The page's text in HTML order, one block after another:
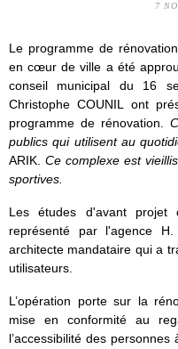
7
Le programme de
en cœur de ville a été
conseil municipal du 16
Christophe COUNIL ont
programme de rénovation.
publics qui utilisent au
ARIK. Ce complexe est
sportives.
Les études d'avant
représenté par l'agence
architecte mandataire qui a
utilisateurs.
L’opération porte sur la
mise en conformité au
l’accessibilité des